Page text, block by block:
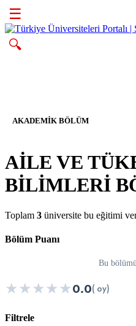
☰
🔍
AKADEMIK BÖLÜM
AİLE VE
BİLİMLERİ
Toplam 3 üniversite bu eğitimi
Bölüm Puanı
Bu
★★★★★0.0( oy)
Filtrele